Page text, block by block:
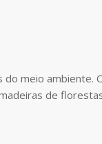
do meio ambiente.
de